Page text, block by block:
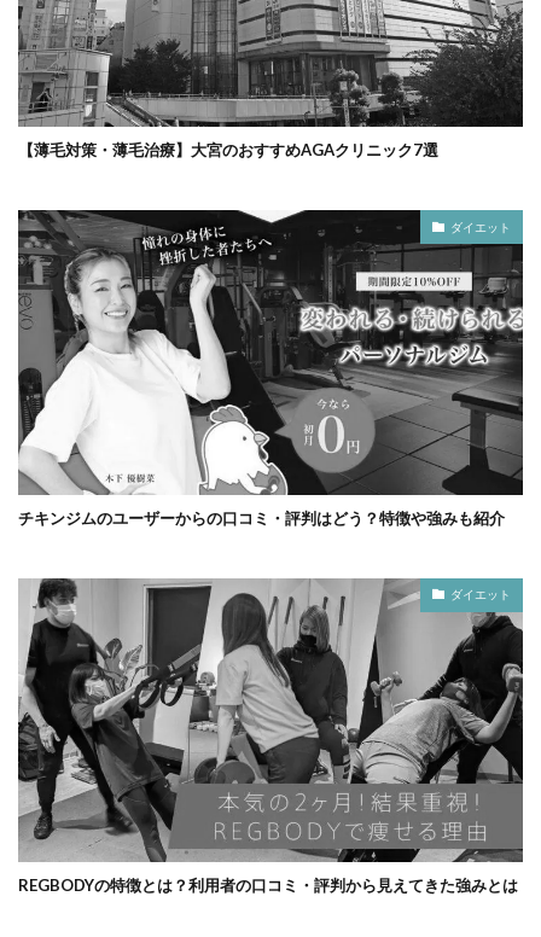
【薄毛対策・薄毛治療】大宮のおすすめAGAクリニック7選
ダイエット
チキンジムのユーザーからの口コミ・評判はどう？特徴や強みも紹介
ダイエット
REGBODYの特徴とは？利用者の口コミ・評判から見えてきた強みとは